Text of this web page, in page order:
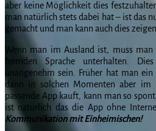
aber keine Möglichkeit dies
man natürlich stets dabei hat – ist das
gemacht und man kann auch dies
Wenn man im Ausland ist, muss
fremden Sprache unterhalten.
unangenehm sein. Früher hat man
dann in solchen Momenten aber im
passende App kauft, kann man so
ist natürlich das die App ohne
Kommunikation mit Einheimischen!